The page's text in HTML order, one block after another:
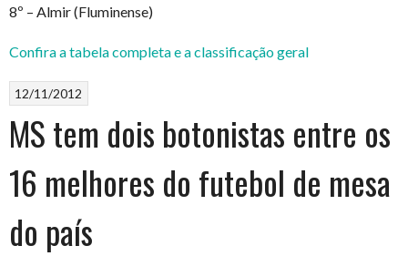
8º – Almir (Fluminense)
Confira a tabela completa e a classificação geral
12/11/2012
MS tem dois botonistas entre os
16 melhores do futebol de mesa
do país